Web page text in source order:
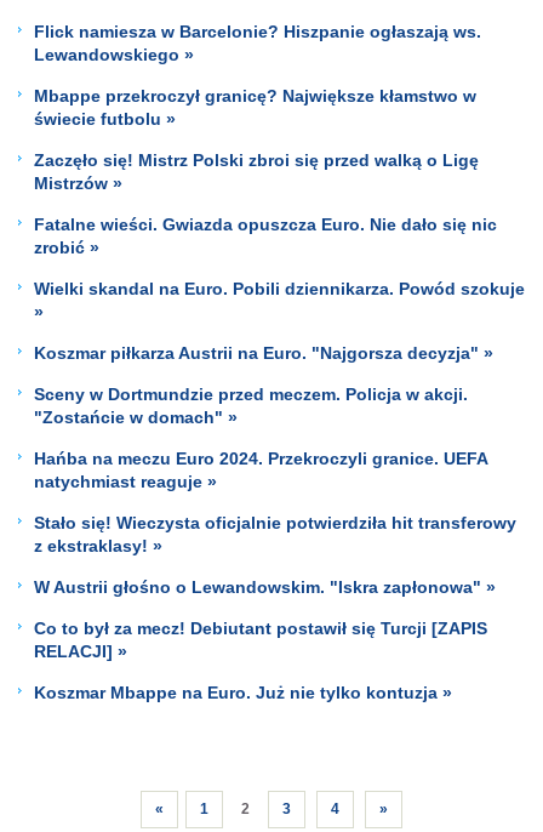
Flick namiesza w Barcelonie? Hiszpanie ogłaszają ws.
Lewandowskiego »
Mbappe przekroczył granicę? Największe kłamstwo w
świecie futbolu »
Zaczęło się! Mistrz Polski zbroi się przed walką o Ligę
Mistrzów »
Fatalne wieści. Gwiazda opuszcza Euro. Nie dało się nic
zrobić »
Wielki skandal na Euro. Pobili dziennikarza. Powód szokuje
»
Koszmar piłkarza Austrii na Euro. "Najgorsza decyzja" »
Sceny w Dortmundzie przed meczem. Policja w akcji.
"Zostańcie w domach" »
Hańba na meczu Euro 2024. Przekroczyli granice. UEFA
natychmiast reaguje »
Stało się! Wieczysta oficjalnie potwierdziła hit transferowy
z ekstraklasy! »
W Austrii głośno o Lewandowskim. "Iskra zapłonowa" »
Co to był za mecz! Debiutant postawił się Turcji [ZAPIS
RELACJI] »
Koszmar Mbappe na Euro. Już nie tylko kontuzja »
« 1 2 3 4 »